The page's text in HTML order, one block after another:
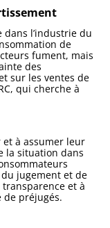
dans l’industrie du
de
fument, mais
des
sur les ventes de
qui cherche à
et à assumer leur
la situation dans
jugement et de
et à
de préjugés.